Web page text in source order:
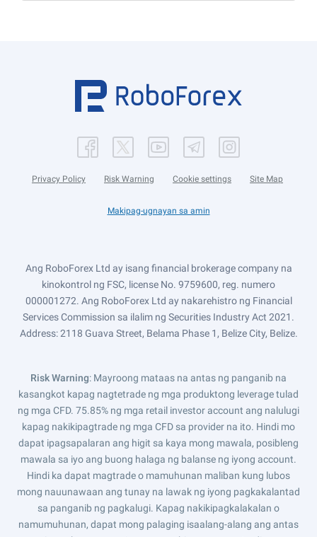
Privacy Policy Risk Warning Cookie settings Site Map
Makipag-ugnayan sa amin
Ang RoboForex Ltd ay isang financial brokerage company na
kinokontrol ng FSC, license No. 9759600, reg. numero
000001272. Ang RoboForex Ltd ay nakarehistro ng Financial
Services Commission sa ilalim ng Securities Industry Act 2021.
Address: 2118 Guava Street, Belama Phase 1, Belize City, Belize.
Risk Warning: Mayroong mataas na antas ng panganib na
kasangkot kapag nagtetrade ng mga produktong leverage tulad
ng mga CFD. 75.85% ng mga retail investor account ang nalulugi
kapag nakikipagtrade ng mga CFD sa provider na ito. Hindi mo
dapat ipagsapalaran ang higit sa kaya mong mawala, posibleng
mawala sa iyo ang buong halaga ng balanse ng iyong account.
Hindi ka dapat magtrade o mamuhunan maliban kung lubos
mong nauunawaan ang tunay na lawak ng iyong pagkakalantad
sa panganib ng pagkalugi. Kapag nakikipagkalakalan o
namumuhunan, dapat mong palaging isaalang-alang ang antas